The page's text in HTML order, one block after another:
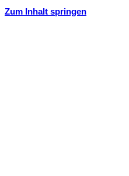
Zum Inhalt springen